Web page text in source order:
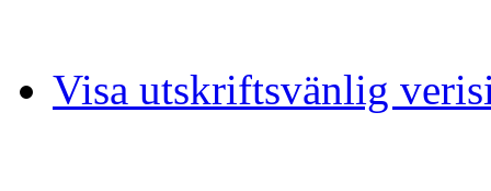
Visa utskriftsvänlig